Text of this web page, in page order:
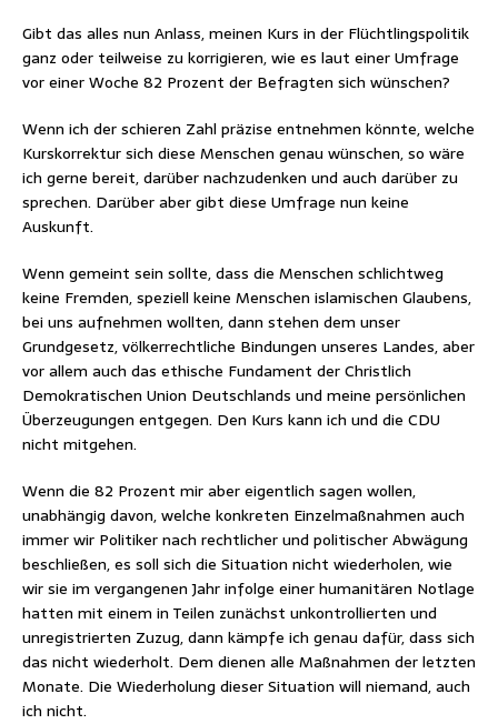
Gibt das alles nun Anlass, meinen Kurs in der Flüchtlingspolitik
ganz oder teilweise zu korrigieren, wie es laut einer Umfrage
vor einer Woche 82 Prozent der Befragten sich wünschen?
Wenn ich der schieren Zahl präzise entnehmen könnte, welche
Kurskorrektur sich diese Menschen genau wünschen, so wäre
ich gerne bereit, darüber nachzudenken und auch darüber zu
sprechen. Darüber aber gibt diese Umfrage nun keine
Auskunft.
Wenn gemeint sein sollte, dass die Menschen schlichtweg
keine Fremden, speziell keine Menschen islamischen Glaubens,
bei uns aufnehmen wollten, dann stehen dem unser
Grundgesetz, völkerrechtliche Bindungen unseres Landes, aber
vor allem auch das ethische Fundament der Christlich
Demokratischen Union Deutschlands und meine persönlichen
Überzeugungen entgegen. Den Kurs kann ich und die CDU
nicht mitgehen.
Wenn die 82 Prozent mir aber eigentlich sagen wollen,
unabhängig davon, welche konkreten Einzelmaßnahmen auch
immer wir Politiker nach rechtlicher und politischer Abwägung
beschließen, es soll sich die Situation nicht wiederholen, wie
wir sie im vergangenen Jahr infolge einer humanitären Notlage
hatten mit einem in Teilen zunächst unkontrollierten und
unregistrierten Zuzug, dann kämpfe ich genau dafür, dass sich
das nicht wiederholt. Dem dienen alle Maßnahmen der letzten
Monate. Die Wiederholung dieser Situation will niemand, auch
ich nicht.